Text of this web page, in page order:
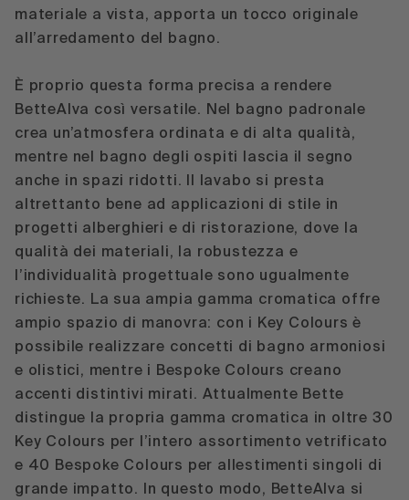
materiale a vista, apporta un tocco originale
all’arredamento del bagno.
È proprio questa forma precisa a rendere
BetteAlva così versatile. Nel bagno padronale
crea un’atmosfera ordinata e di alta qualità,
mentre nel bagno degli ospiti lascia il segno
anche in spazi ridotti. Il lavabo si presta
altrettanto bene ad applicazioni di stile in
progetti alberghieri e di ristorazione, dove la
qualità dei materiali, la robustezza e
l’individualità progettuale sono ugualmente
richieste. La sua ampia gamma cromatica offre
ampio spazio di manovra: con i Key Colours è
possibile realizzare concetti di bagno armoniosi
e olistici, mentre i Bespoke Colours creano
accenti distintivi mirati. Attualmente Bette
distingue la propria gamma cromatica in oltre 30
Key Colours per l’intero assortimento vetrificato
e 40 Bespoke Colours per allestimenti singoli di
grande impatto. In questo modo, BetteAlva si